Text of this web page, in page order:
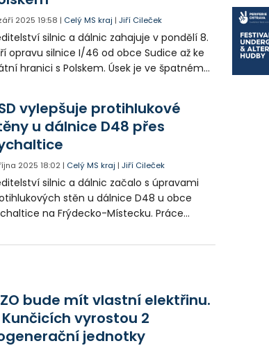
2025 19:58 | Celý MS kraj |Jiří Cileček
silnic a dálnic zahajuje v pondělí 8.
opravu silnice I/46 od obce Sudice až ke
hranici s Polskem. Úsek je ve špatném
Řidiče čekají dopravní omezení.
vylepšuje protihlukové
u dálnice D48 přes
2025 18:02 | Celý MS kraj |Jiří Cileček
silnic a dálnic začalo s úpravami
stěn u dálnice D48 u obce
na Frýdecko-Místecku. Práce
Řidiči místem projíždějí jedním
bude mít vlastní elektřinu.
Kunčicích vyrostou 2
jednotky